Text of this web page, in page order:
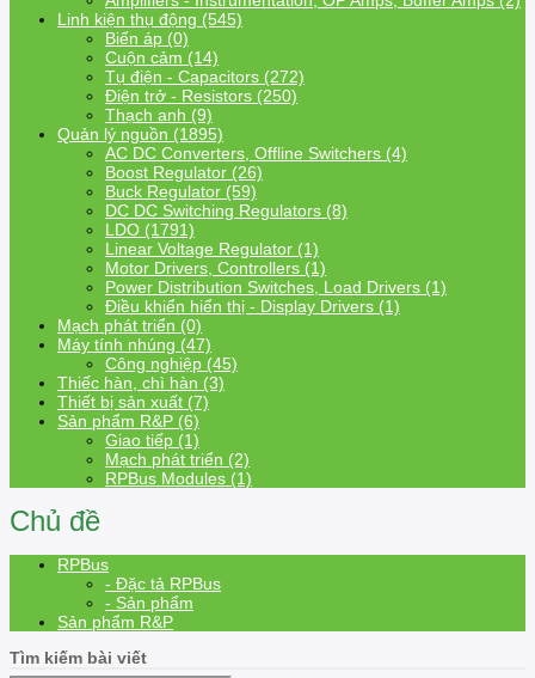
Linh kiện thụ động (545)
Biến áp (0)
Cuộn cảm (14)
Tụ điện - Capacitors (272)
Điện trở - Resistors (250)
Thạch anh (9)
Quản lý nguồn (1895)
AC DC Converters, Offline Switchers (4)
Boost Regulator (26)
Buck Regulator (59)
DC DC Switching Regulators (8)
LDO (1791)
Linear Voltage Regulator (1)
Motor Drivers, Controllers (1)
Power Distribution Switches, Load Drivers (1)
Điều khiển hiển thị - Display Drivers (1)
Mạch phát triển (0)
Máy tính nhúng (47)
Công nghiệp (45)
Thiếc hàn, chì hàn (3)
Thiết bị sản xuất (7)
Sản phẩm R&P (6)
Giao tiếp (1)
Mạch phát triển (2)
RPBus Modules (1)
Chủ đề
RPBus
- Đặc tả RPBus
- Sản phẩm
Sản phẩm R&P
Tìm kiếm bài viết